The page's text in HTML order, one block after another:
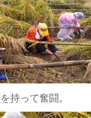
持って奮闘。